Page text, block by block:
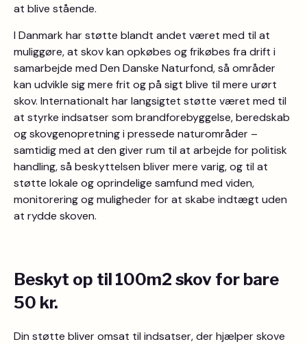
at blive stående.
I Danmark har støtte blandt andet været med til at
muliggøre, at skov kan opkøbes og frikøbes fra drift i
samarbejde med Den Danske Naturfond, så områder
kan udvikle sig mere frit og på sigt blive til mere urørt
skov. Internationalt har langsigtet støtte været med til
at styrke indsatser som brandforebyggelse, beredskab
og skovgenopretning i pressede naturområder –
samtidig med at den giver rum til at arbejde for politisk
handling, så beskyttelsen bliver mere varig, og til at
støtte lokale og oprindelige samfund med viden,
monitorering og muligheder for at skabe indtægt uden
at rydde skoven.
Beskyt op til 100m2 skov for bare
50 kr.
Din støtte bliver omsat til indsatser, der hjælper skove